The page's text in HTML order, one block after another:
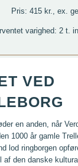
Pris: 415 kr., ex.
varighed: 2 t.
VED
en anden, når
1000 år gamle
lod ringborgen
af den danske